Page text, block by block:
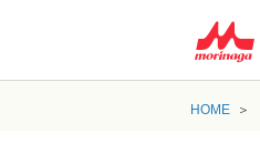
HOME